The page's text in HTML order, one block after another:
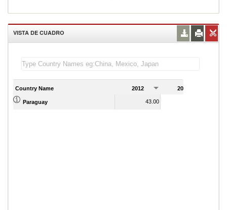
VISTA DE CUADRO
Country Name 2012 2013
Paraguay 43.00